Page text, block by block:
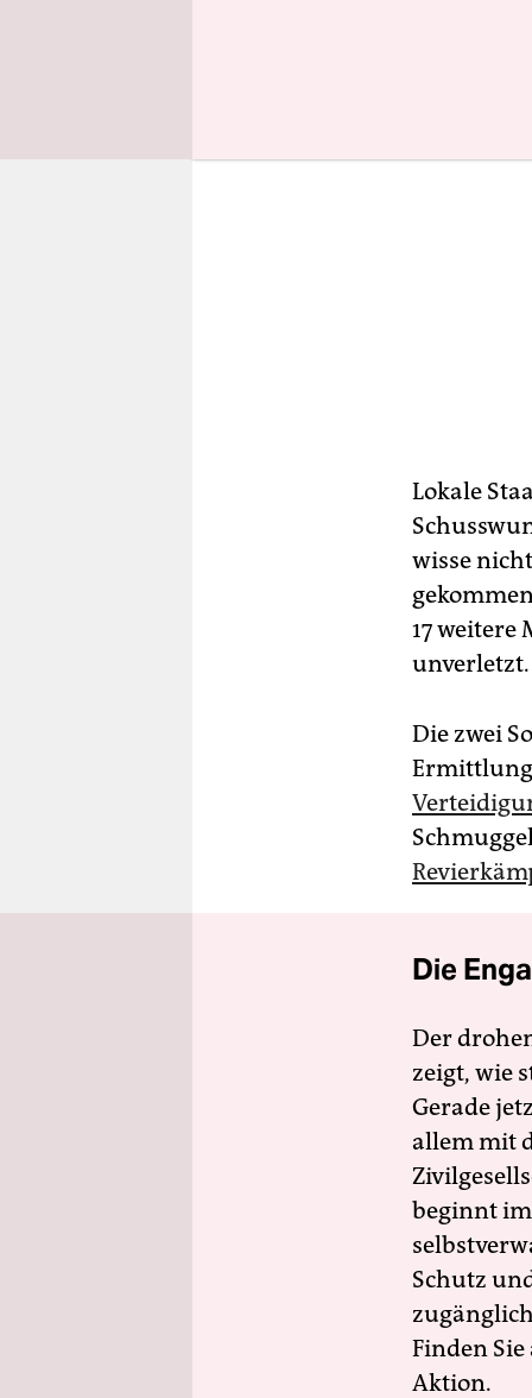
Lokale
wisse
17 weitere
unverletzt.
Die zwei
Die
Der
zeigt, wie
Gerade
allem mit
beginnt
Schutz
Finden
Aktion.